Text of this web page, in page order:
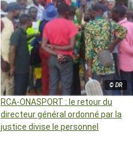
© DR
RCA-ONASPORT : le retour du
directeur général ordonné par la
justice divise le personnel